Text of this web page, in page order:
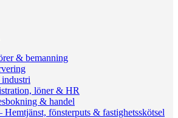
& bemanning
löner & HR
& handel
fönsterputs & fastighetsskötsel